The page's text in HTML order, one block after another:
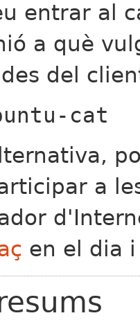
entrar al
a què
del
cat
a
en el dia